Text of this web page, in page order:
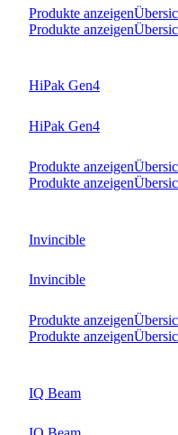
Produkte anzeigen
Produkte anzeigen
HiPak Gen4
HiPak Gen4
Produkte anzeigen
Produkte anzeigen
Invincible
Invincible
Produkte anzeigen
Produkte anzeigen
IQ Beam